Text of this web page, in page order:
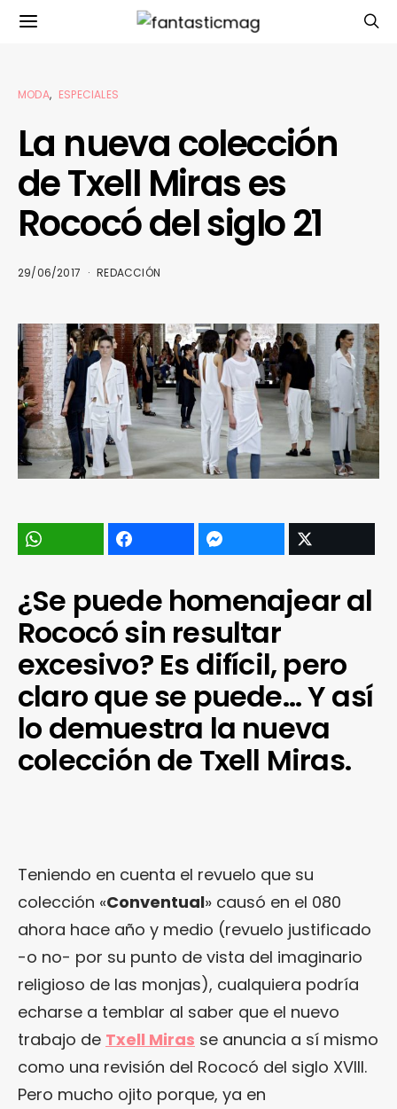
MODA ESPECIALES
La nueva colección
de Txell Miras es
Rococó del siglo 21
29/06/2017 REDACCIÓN
¿Se puede homenajear al
Rococó sin resultar
excesivo? Es difícil, pero
claro que se puede… Y así
lo demuestra la nueva
colección de Txell Miras.
Teniendo en cuenta el revuelo que su
colección «Conventual» causó en el 080
ahora hace año y medio (revuelo justificado
-o no- por su punto de vista del imaginario
religioso de las monjas), cualquiera podría
echarse a temblar al saber que el nuevo
trabajo de Txell Miras se anuncia a sí mismo
como una revisión del Rococó del siglo XVIII.
Pero mucho ojito porque, ya en